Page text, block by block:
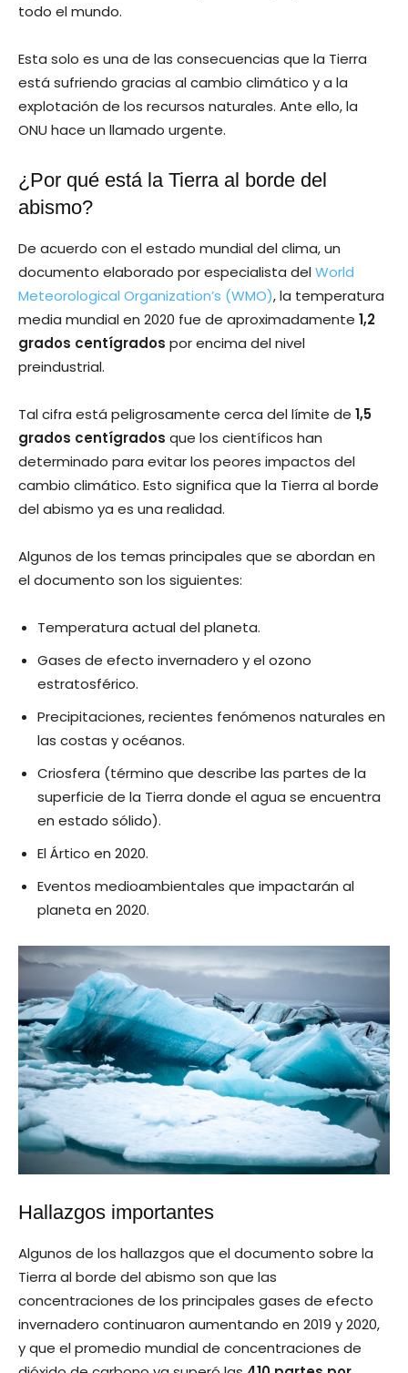
todo el mundo.
Esta solo es una de las consecuencias que la Tierra
está sufriendo gracias al cambio climático y a la
explotación de los recursos naturales. Ante ello, la
ONU hace un llamado urgente.
¿Por qué está la Tierra al borde del
abismo?
De acuerdo con el estado mundial del clima, un
documento elaborado por especialista delWorld
Meteorological Organization’s (WMO), la temperatura
media mundial en 2020 fue de aproximadamente 1,2
grados centígrados por encima del nivel
preindustrial.
Tal cifra está peligrosamente cerca del límite de 1,5
grados centígrados que los científicos han
determinado para evitar los peores impactos del
cambio climático. Esto significa que la Tierra al borde
del abismo ya es una realidad.
Algunos de los temas principales que se abordan en
el documento son los siguientes:
Temperatura actual del planeta.
Gases de efecto invernadero y el ozono
estratosférico.
Precipitaciones, recientes fenómenos naturales en
las costas y océanos.
Criosfera (término que describe las partes de la
superficie de la Tierra donde el agua se encuentra
en estado sólido).
El Ártico en 2020.
Eventos medioambientales que impactarán al
planeta en 2020.
Hallazgos importantes
Algunos de los hallazgos que el documento sobre la
Tierra al borde del abismo son que las
concentraciones de los principales gases de efecto
invernadero continuaron aumentando en 2019 y 2020,
y que el promedio mundial de concentraciones de